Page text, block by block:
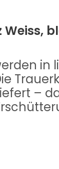
Weiss,
in
–